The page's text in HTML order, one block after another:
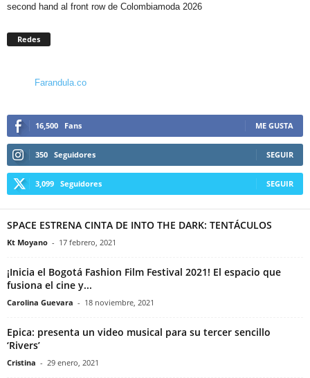
second hand al front row de Colombiamoda 2026
Redes
Farandula.co
16,500 Fans ME GUSTA
350 Seguidores SEGUIR
3,099 Seguidores SEGUIR
SPACE ESTRENA CINTA DE INTO THE DARK: TENTÁCULOS
Kt Moyano - 17 febrero, 2021
¡Inicia el Bogotá Fashion Film Festival 2021! El espacio que
fusiona el cine y...
Carolina Guevara - 18 noviembre, 2021
Epica: presenta un video musical para su tercer sencillo
‘Rivers’
Cristina - 29 enero, 2021